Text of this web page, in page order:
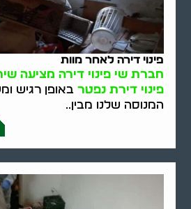
פינוי דירה לאחר מוות
חברת שי פינוי דירה מציעה
פינוי דירת נפטר באופן רגיש
המנוסה שלנו מבין..